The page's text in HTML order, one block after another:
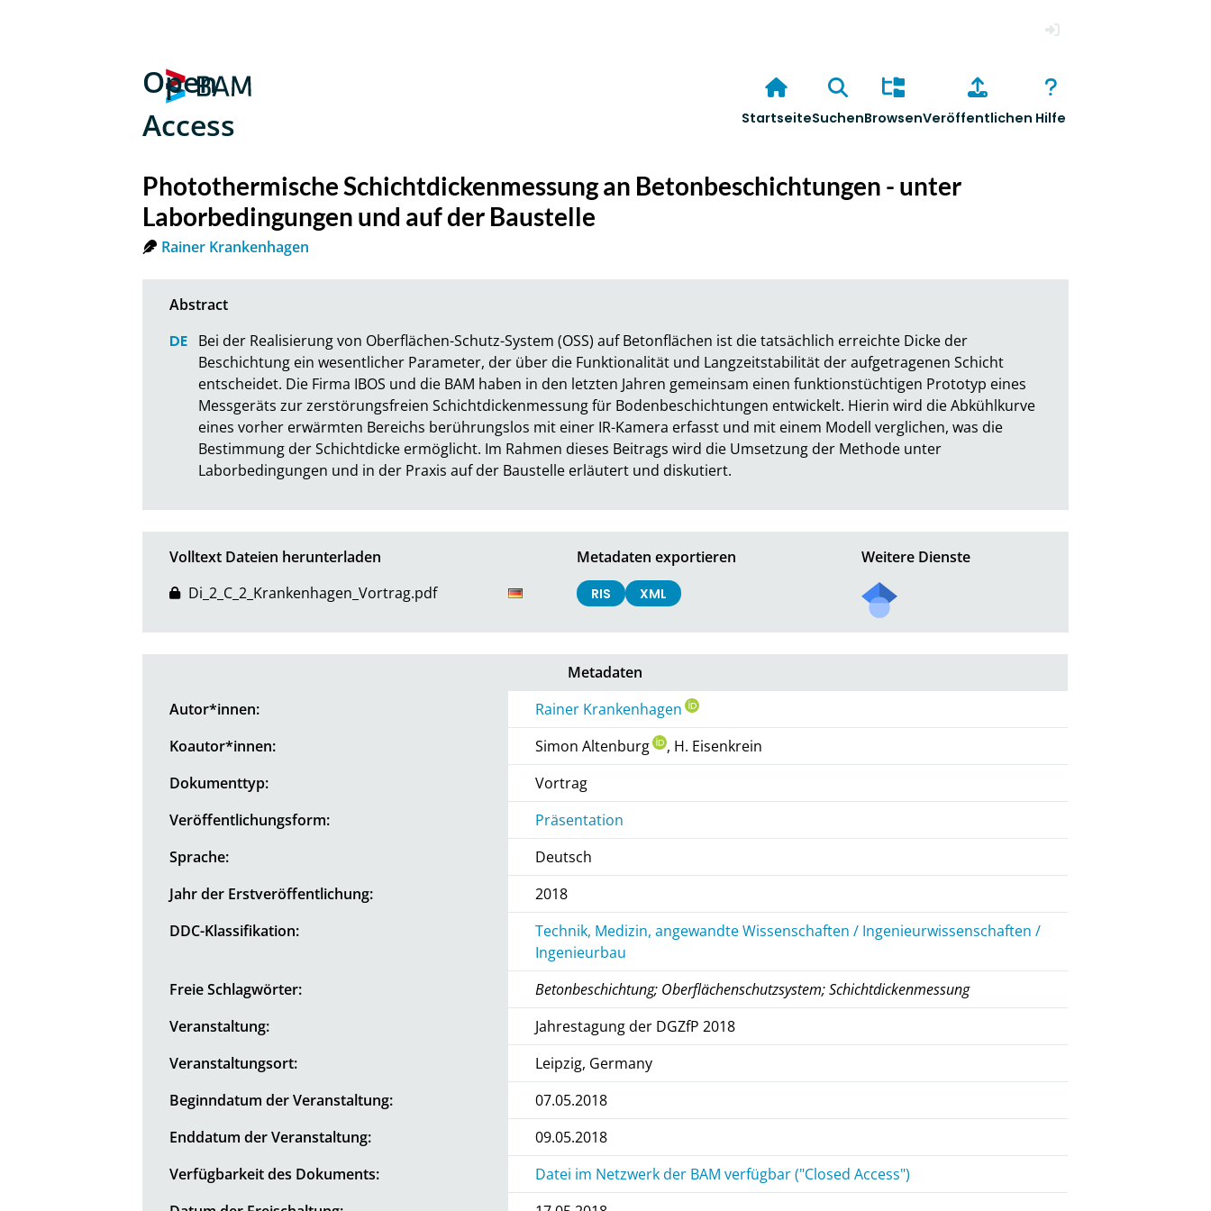
Open
Access
StartseiteSuchenBrowsenVeröffentlichen Hilfe
Photothermische Schichtdickenmessung an Betonbeschichtungen - unter
Laborbedingungen und auf der Baustelle
Rainer Krankenhagen
Bei der Realisierung von Oberflächen-Schutz-System (OSS) auf Betonflächen ist die tatsächlich erreichte Dicke der
Beschichtung ein wesentlicher Parameter, der über die Funktionalität und Langzeitstabilität der aufgetragenen Schicht
entscheidet. Die Firma IBOS und die BAM haben in den letzten Jahren gemeinsam einen funktionstüchtigen Prototyp eines
Messgeräts zur zerstörungsfreien Schichtdickenmessung für Bodenbeschichtungen entwickelt. Hierin wird die Abkühlkurve
eines vorher erwärmten Bereichs berührungslos mit einer IR-Kamera erfasst und mit einem Modell verglichen, was die
Bestimmung der Schichtdicke ermöglicht. Im Rahmen dieses Beitrags wird die Umsetzung der Methode unter
Laborbedingungen und in der Praxis auf der Baustelle erläutert und diskutiert.
Volltext Dateien herunterladen
Di_2_C_2_Krankenhagen_Vortrag.pdf
Metadaten exportieren
RIS XML
Weitere Dienste
Metadaten
Autor*innen:
Rainer Krankenhagen
Koautor*innen:
Simon Altenburg
, H. Eisenkrein
Dokumenttyp:
Vortrag
Veröffentlichungsform:
Präsentation
Sprache:
Deutsch
Jahr der Erstveröffentlichung:
2018
DDC-Klassifikation:
Technik, Medizin, angewandte Wissenschaften / Ingenieurwissenschaften /
Ingenieurbau
Freie Schlagwörter:
Betonbeschichtung; Oberflächenschutzsystem; Schichtdickenmessung
Veranstaltung:
Jahrestagung der DGZfP 2018
Veranstaltungsort:
Leipzig, Germany
Beginndatum der Veranstaltung:
07.05.2018
Enddatum der Veranstaltung:
09.05.2018
Verfügbarkeit des Dokuments:
Datei im Netzwerk der BAM verfügbar ("Closed Access")